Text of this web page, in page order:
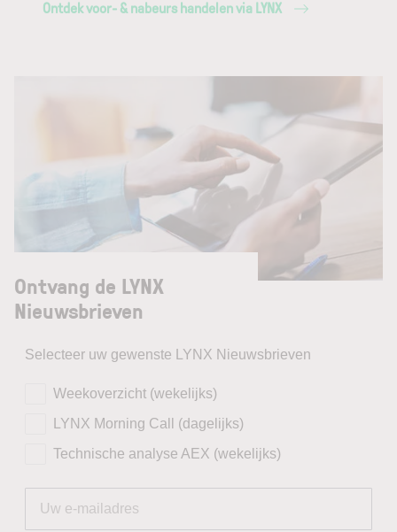
Ontdek voor- & nabeurs handelen via LYNX
Ontvang de LYNX
Nieuwsbrieven
Selecteer uw gewenste LYNX Nieuwsbrieven
Weekoverzicht (wekelijks)
LYNX Morning Call (dagelijks)
Technische analyse AEX (wekelijks)